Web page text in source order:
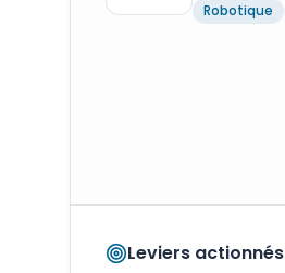
Robotique
Leviers actionnés